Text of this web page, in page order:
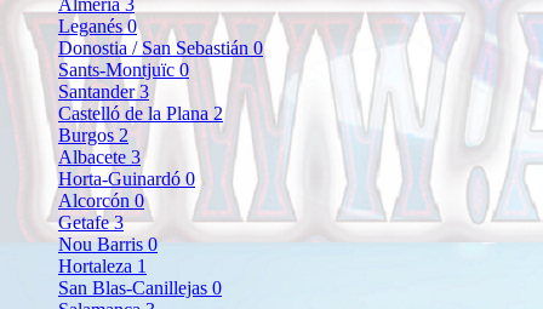
Leganés0
Donostia / San Sebastián 0
Sants-Montjuïc 0
Santander3
Castelló de la Plana2
Burgos 2
Albacete 3
Horta-Guinardó 0
Alcorcón 0
Getafe3
Nou Barris0
Hortaleza 1
San Blas-Canillejas 0